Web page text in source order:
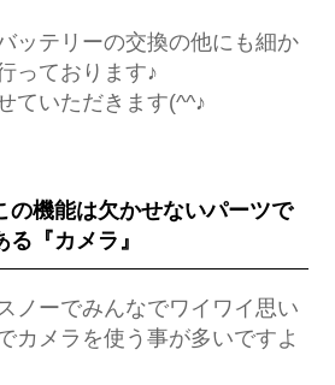
ッテリーの交換の他にも細か
っております♪
ていただきます(^^♪
の機能は欠かせないパーツで
る『カメラ』
ノーでみんなでワイワイ思い
カメラを使う事が多いですよ